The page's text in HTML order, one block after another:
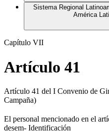
Sistema Regional
América
Capítulo VII
Artículo 41
Artículo 41 del I Convenio de
Campaña)
El personal mencionado en el
desem- Identificación